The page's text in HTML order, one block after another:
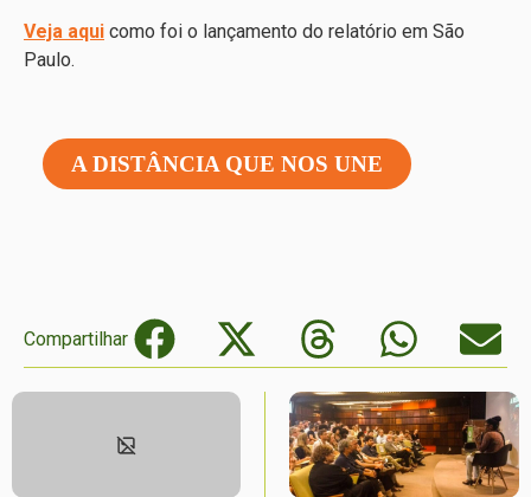
Veja aqui como foi o lançamento do relatório em São
Paulo.
A DISTÂNCIA QUE NOS UNE
Compartilhar